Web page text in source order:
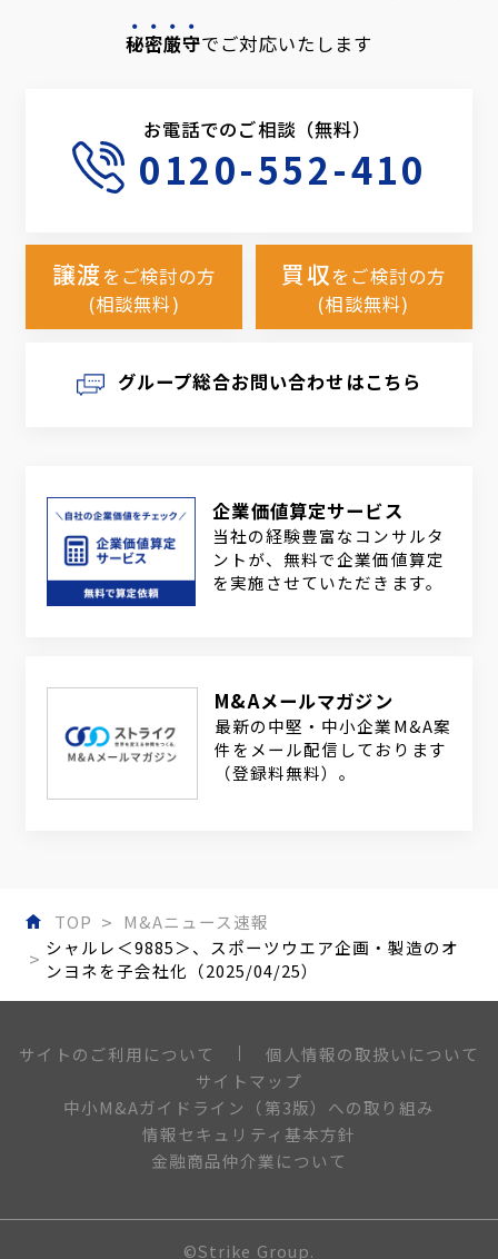
秘密厳守でご対応いたします
お電話でのご相談（無料）
0120-552-410
譲渡をご検討の方
(相談無料)
買収をご検討の方
(相談無料)
グループ総合お問い合わせはこちら
企業価値算定サービス
当社の経験豊富なコンサルタ
ントが、無料で企業価値算定
を実施させていただきます。
M&Aメールマガジン
最新の中堅・中小企業M&A案
件をメール配信しております
（登録料無料）。
TOP
M&Aニュース速報
シャルレ＜9885＞、スポーツウエア企画・製造のオ
ンヨネを子会社化（2025/04/25）
サイトのご利用について
個人情報の取扱いについて
サイトマップ
中小M&Aガイドライン（第3版）への取り組み
情報セキュリティ基本方針
金融商品仲介業について
©Strike Group.